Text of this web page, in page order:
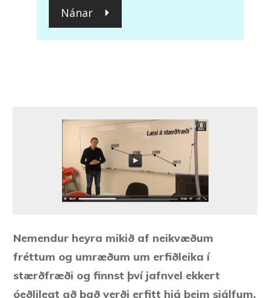
Nánar
Nemendur heyra mikið af neikvæðum
fréttum og umræðum um erfiðleika í
stærðfræði og finnst því jafnvel ekkert
óeðlilegt að það verði erfitt hjá þeim sjálfum,